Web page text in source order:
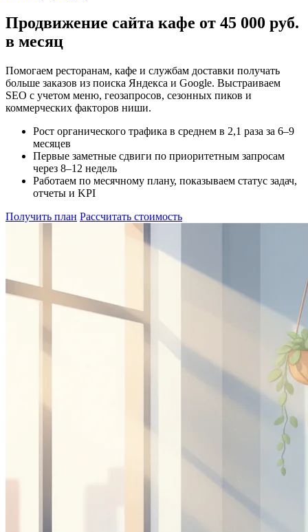
Продвижение сайта кафе от 45 000 руб.
в месяц
Помогаем ресторанам, кафе и службам доставки получать
больше заказов из поиска Яндекса и Google. Выстраиваем
SEO с учетом меню, геозапросов, сезонных пиков и
коммерческих факторов ниши.
Рост органического трафика в среднем в 2,1 раза за 6–9
месяцев
Первые заметные сдвиги по приоритетным запросам
через 8–12 недель
Работаем по месячному плану, показываем статус задач,
отчеты и KPI
Получить план Рассчитать стоимость